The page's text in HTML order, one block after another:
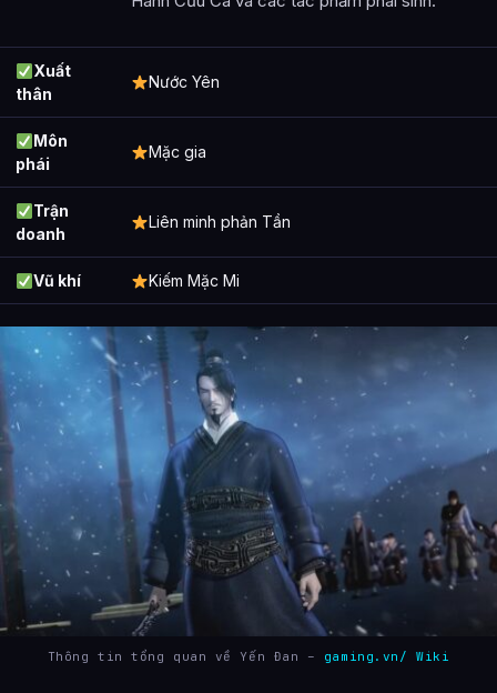
Xuất
thân
Nước Yên
Môn
phái
Mặc gia
Trận
doanh
Liên minh phản Tần
Vũ khí Kiếm Mặc Mi
Thông tin tổng quan về Yến Đan – gaming.vn/ Wiki